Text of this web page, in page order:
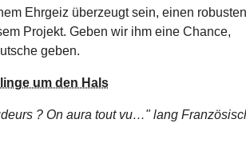
Ehrgeiz überzeugt sein, einen robusten
Projekt. Geben wir ihm eine Chance,
geben.
um den Hals
? On aura tout vu…"lang